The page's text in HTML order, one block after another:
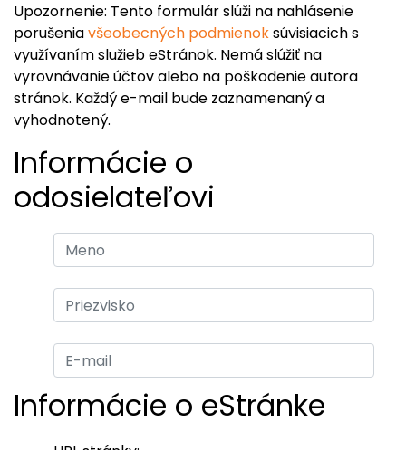
Upozornenie: Tento formulár slúži na nahlásenie
porušeniavšeobecných podmienoksúvisiacich s
využívaním služieb eStránok. Nemá slúžiť na
vyrovnávanie účtov alebo na poškodenie autora
stránok. Každý e-mail bude zaznamenaný a
vyhodnotený.
Informácie o
odosielateľovi
Informácie o eStránke